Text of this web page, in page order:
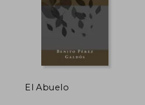
El Abuelo